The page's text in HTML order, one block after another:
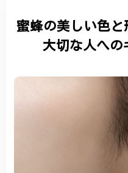
蜜蜂の美しい色
大切な人への